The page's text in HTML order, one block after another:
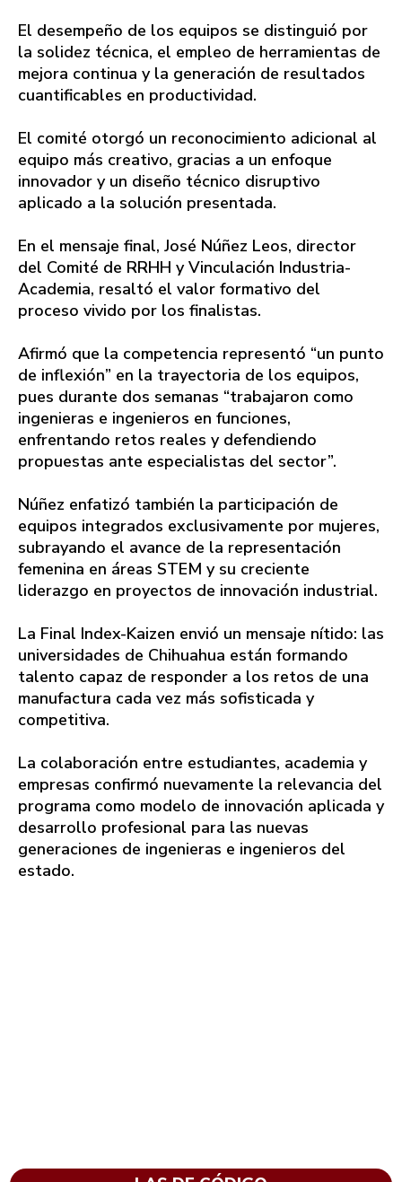
El desempeño de los equipos se distinguió por
la solidez técnica, el empleo de herramientas de
mejora continua y la generación de resultados
cuantificables en productividad.
El comité otorgó un reconocimiento adicional al
equipo más creativo, gracias a un enfoque
innovador y un diseño técnico disruptivo
aplicado a la solución presentada.
En el mensaje final, José Núñez Leos, director
del Comité de RRHH y Vinculación Industria-
Academia, resaltó el valor formativo del
proceso vivido por los finalistas.
Afirmó que la competencia representó “un punto
de inflexión” en la trayectoria de los equipos,
pues durante dos semanas “trabajaron como
ingenieras e ingenieros en funciones,
enfrentando retos reales y defendiendo
propuestas ante especialistas del sector”.
Núñez enfatizó también la participación de
equipos integrados exclusivamente por mujeres,
subrayando el avance de la representación
femenina en áreas STEM y su creciente
liderazgo en proyectos de innovación industrial.
La Final Index-Kaizen envió un mensaje nítido: las
universidades de Chihuahua están formando
talento capaz de responder a los retos de una
manufactura cada vez más sofisticada y
competitiva.
La colaboración entre estudiantes, academia y
empresas confirmó nuevamente la relevancia del
programa como modelo de innovación aplicada y
desarrollo profesional para las nuevas
generaciones de ingenieras e ingenieros del
estado.